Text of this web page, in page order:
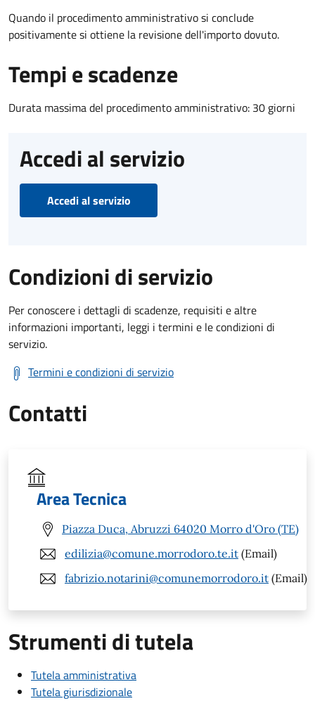
Quando il procedimento amministrativo si conclude
positivamente si ottiene la revisione dell'importo dovuto.
Tempi e scadenze
Durata massima del procedimento amministrativo: 30 giorni
Accedi al servizio
Accedi al servizio
Condizioni di servizio
Per conoscere i dettagli di scadenze, requisiti e altre
informazioni importanti, leggi i termini e le condizioni di
servizio.
Termini e condizioni di servizio
Contatti
Area Tecnica
Piazza Duca, Abruzzi 64020 Morro d'Oro (TE)
edilizia@comune.morrodoro.te.it (Email)
fabrizio.notarini@comunemorrodoro.it (Email)
Strumenti di tutela
Tutela amministrativa
Tutela giurisdizionale